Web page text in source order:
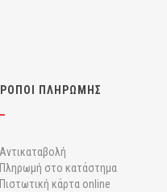
ΠΛΗΡΩΜΗΣ
Πληρωμή στο κατάστημα
κάρτα online